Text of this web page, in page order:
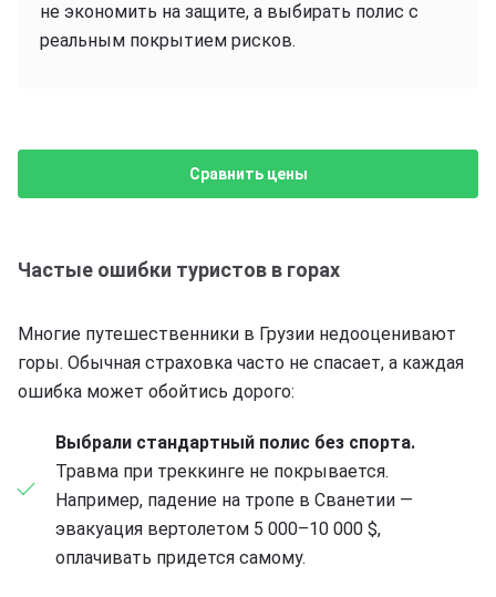
не экономить на защите, а выбирать полис с
реальным покрытием рисков.
Сравнить цены
Частые ошибки туристов в горах
Многие путешественники в Грузии недооценивают
горы. Обычная страховка часто не спасает, а каждая
ошибка может обойтись дорого:
Выбрали стандартный полис без спорта.
Травма при треккинге не покрывается.
Например, падение на тропе в Сванетии —
эвакуация вертолетом 5 000–10 000 $,
оплачивать придется самому.